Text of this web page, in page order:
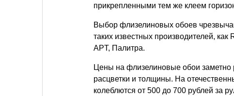
прикрепленными тем же клеем
Выбор флизелиновых обоев
таких известных производителей,
APT, Палитра.
Цены на флизелиновые обои заметно
расцветки и толщины. На
колеблются от 500 до 700 рублей за